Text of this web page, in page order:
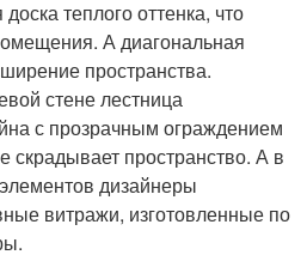
теплого оттенка, что
А диагональная
пространства.
стене лестница
с прозрачным ограждением
скрадывает пространство. А в
дизайнеры
витражи, изготовленные по